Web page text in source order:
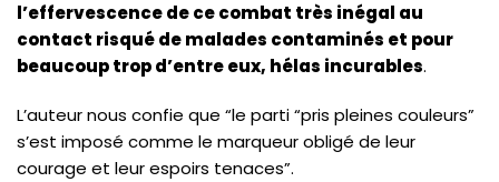
l’effervescence de ce combat très inégal au
contact risqué de malades contaminés et pour
beaucoup trop d’entre eux, hélas incurables.
L’auteur nous confie que “le parti “pris pleines couleurs”
s’est imposé comme le marqueur obligé de leur
courage et leur espoirs tenaces”.